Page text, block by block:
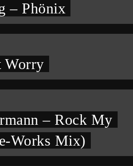
– Phönix
Worry
– Rock My
Works Mix)